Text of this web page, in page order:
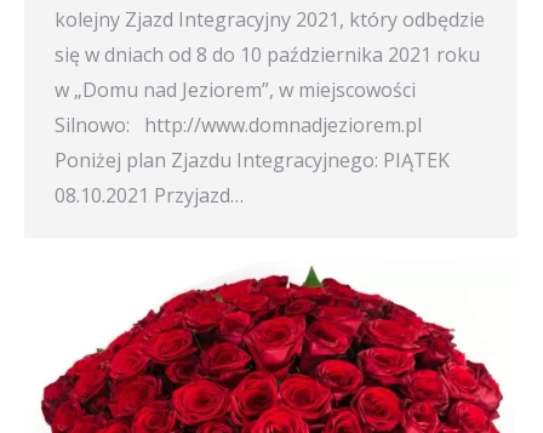
kolejny Zjazd Integracyjny 2021, który odbędzie
się w dniach od 8 do 10 października 2021 roku
w „Domu nad Jeziorem”, w miejscowości
Silnowo: http://www.domnadjeziorem.pl
Poniżej plan Zjazdu Integracyjnego: PIĄTEK
08.10.2021 Przyjazd…